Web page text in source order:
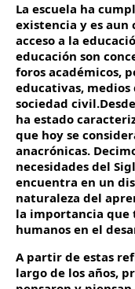
La escuela ha
existencia y es
acceso a la
educación son
foros académicos,
educativas, medios
sociedad
ha estado
que hoy se
anacrónicas.
necesidades del
encuentra en un
naturaleza del
la importancia que
humanos en el
A partir de estas
largo de los años,